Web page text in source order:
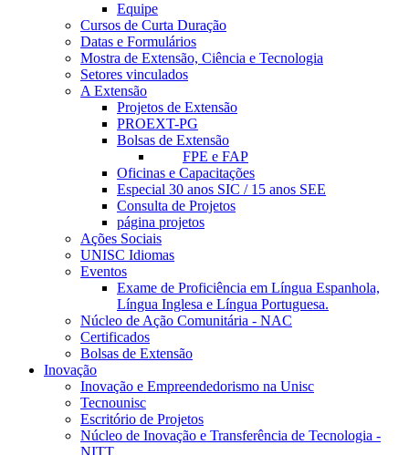
Equipe
Cursos de Curta Duração
Datas e Formulários
Mostra de Extensão, Ciência e Tecnologia
Setores vinculados
A Extensão
Projetos de Extensão
PROEXT-PG
Bolsas de Extensão
FPE e FAP
Oficinas e Capacitações
Especial 30 anos SIC / 15 anos SEE
Consulta de Projetos
página projetos
Ações Sociais
UNISC Idiomas
Eventos
Exame de Proficiência em Língua Espanhola,
Língua Inglesa e Língua Portuguesa.
Núcleo de Ação Comunitária - NAC
Certificados
Bolsas de Extensão
Inovação
Inovação e Empreendedorismo na Unisc
Tecnounisc
Escritório de Projetos
Núcleo de Inovação e Transferência de Tecnologia -